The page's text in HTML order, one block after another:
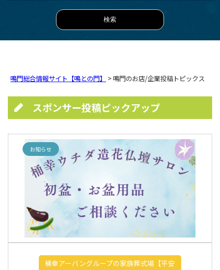
鳴門総合情報サイト【鳴との門】 > 鳴門のお店/企業投稿トピックス
スポンサー投稿ピックアップ
お知らせ
桶幸アーバングループの家族葬式場【平安